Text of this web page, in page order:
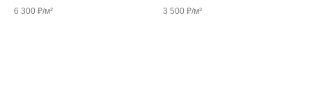
6 300 ₽/м² 3 500 ₽/м²